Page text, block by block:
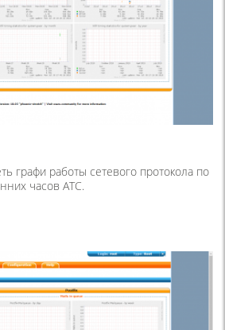
графи работы сетевого протокола по
часов АТС.